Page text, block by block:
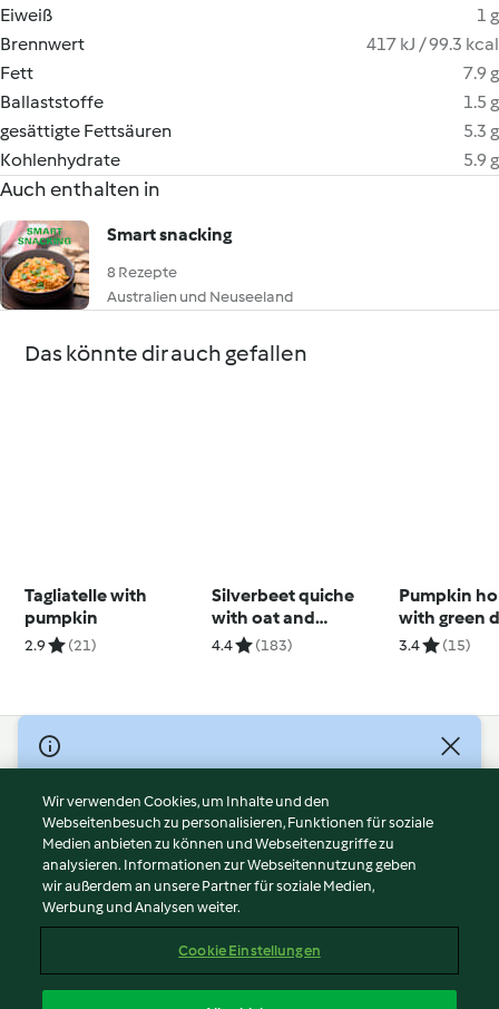
Eiweiß
1 g
Brennwert
417 kJ / 99.3 kcal
Fett
7.9 g
Ballaststoffe
1.5 g
gesättigte Fettsäuren
5.3 g
Kohlenhydrate
5.9 g
Auch enthalten in
Smart snacking
8 Rezepte
Australien und Neuseeland
Das könnte dir auch gefallen
Tagliatelle with
pumpkin
2.9 (21)
Silverbeet quiche
with oat and
Parmesan crust
4.4 (183)
Pumpkin
with green
(Toddlers
3.4 (15)
© Copyright 2026
Nutzungsbedingungen
Datenschutzrichtlinien
Disclaimer
Impressum
Cookies
Abo kündigen
Wir verwenden Cookies, um Inhalte und den
Webseitenbesuch zu personalisieren, Funktionen für soziale
Medien anbieten zu können und Webseitenzugriffe zu
analysieren. Informationen zur Webseitennutzung geben
wir außerdem an unsere Partner für soziale Medien,
Werbung und Analysen weiter.
Cookie Einstellungen